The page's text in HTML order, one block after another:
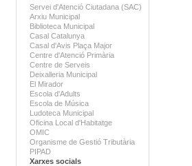
Servei d'Atenció Ciutadana (SAC)
Arxiu Municipal
Biblioteca Municipal
Casal Catalunya
Casal d'Avis Plaça Major
Centre d'Atenció Primària
Centre de Serveis
Deixalleria Municipal
El Mirador
Escola d'Adults
Escola de Música
Ludoteca Municipal
Oficina Local d'Habitatge
OMIC
Organisme de Gestió Tributària
PIPAD
Xarxes socials